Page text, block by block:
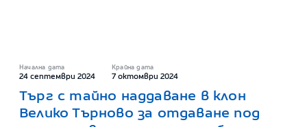
Начална дата
24 септември 2024
Крайна дата
7 октомври 2024
Търг с тайно наддаване в клон
Велико Търново за отдаване под